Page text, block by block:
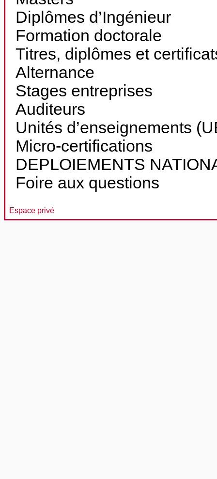
Diplômes d’Ingénieur
Formation doctorale
Titres, diplômes et
Alternance
Stages entreprises
Auditeurs
Unités d’enseignements
Micro-certifications
DEPLOIEMENTS
Foire aux questions
Espace privé